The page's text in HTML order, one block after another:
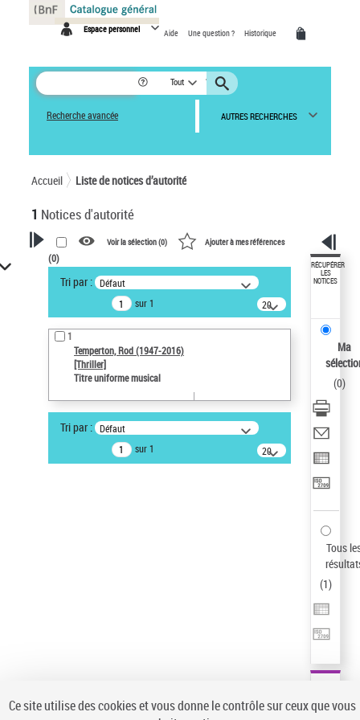
Espace personnel Aide Une question ? Historique
Tout
Recherche avancée AUTRES RECHERCHES
Accueil Liste de notices d’autorité
1 Notices d'autorité
VOTRE RECHERCHE
Recherche avancée dans les
notices d’autorité
Œuvres liées à l'auteur :
Temperton, Rod (1947-2016)
Auteur d’œuvre
Type de notice d'autorité
Voir la sélection (0) Ajouter à mes références
(0)
Tri par : Défaut
sur 1
20
résultats/page
1
Temperton, Rod (1947-2016)
[Thriller]
Titre uniforme musical
Tri par : Défaut
sur 1
20
résultats/page
RÉCUPÉRER
LES
NOTICES
Ma
(0)
Tous
(1)
Panneau de gestion des cookies
Ce site utilise des cookies et vous donne le contrôle sur ceux que vous